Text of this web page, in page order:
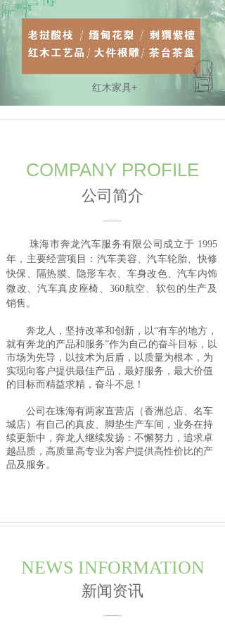
红木家具+
珠海市奔龙汽车服务有限公司成立于 1995
年，主要经营项目：汽车美容、汽车轮胎、快修
快保、隔热膜、隐形车衣、车身改色、汽车内饰
微改、汽车真皮座椅、360航空、软包的生产及
销售。
奔龙人，坚持改革和创新，以“有车的地方，
就有奔龙的产品和服务”作为自己的奋斗目标，以
市场为先导，以技术为后盾，以质量为根本，为
实现向客户提供最佳产品，最好服务，最大价值
的目标而精益求精，奋斗不息！
公司在珠海有两家直营店（香洲总店、名车
城店）有自己的真皮、脚垫生产车间，业务在持
续更新中，奔龙人继续发扬：不懈努力，追求卓
越品质，高质量高专业为客户提供高性价比的产
品及服务。
COMPANY PROFILE
公司简介
—
NEWS INFORMATION
新闻资讯
—